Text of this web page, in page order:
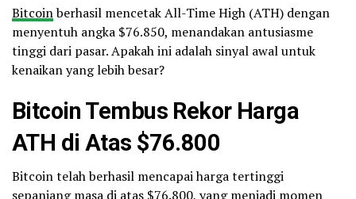
Bitcoinberhasil mencetak All-Time High (ATH) dengan
menyentuh angka $76.850, menandakan antusiasme
tinggi dari pasar. Apakah ini adalah sinyal awal untuk
kenaikan yang lebih besar?
Bitcoin Tembus Rekor Harga
ATH di Atas $76.800
Bitcoin telah berhasil mencapai harga tertinggi
sepanjang masa di atas $76.800, yang menjadi momen